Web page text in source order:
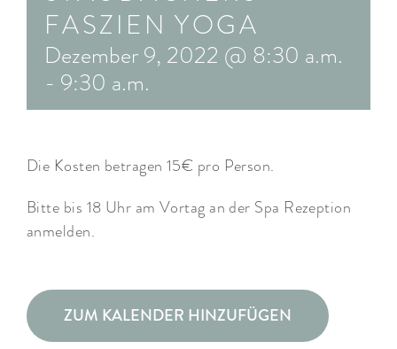
ARRANGEMENTS
WISSENSWERTES
FASZIEN YOGA
Dezember 9, 2022 @ 8:30 a.m.
- 9:30 a.m.
Die Kosten betragen 15€ pro Person.
Bitte bis 18 Uhr am Vortag an der Spa Rezeption
anmelden.
ZUM KALENDER HINZUFÜGEN